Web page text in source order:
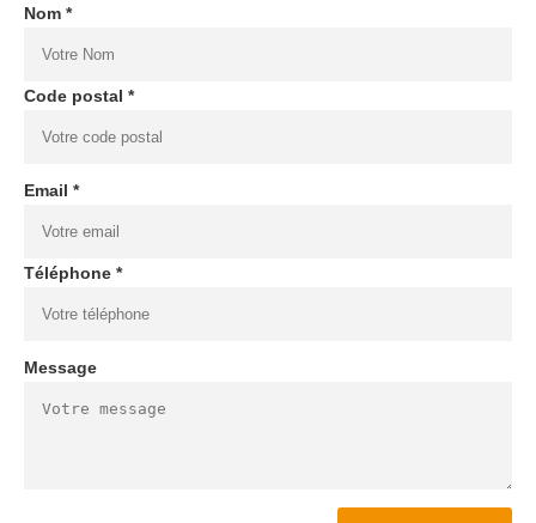
Nom *
Code postal *
Email *
Téléphone *
Message